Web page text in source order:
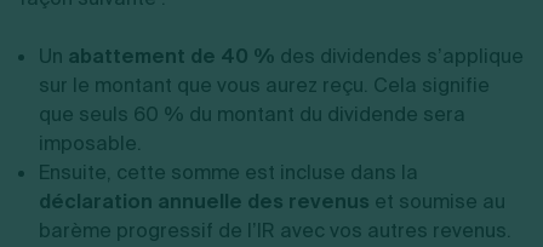
Un abattement de 40 % des dividendes s’applique
sur le montant que vous aurez reçu. Cela signifie
que seuls 60 % du montant du dividende sera
imposable.
Ensuite, cette somme est incluse dans la
déclaration annuelle des revenus et soumise au
barème progressif de l’IR avec vos autres revenus.